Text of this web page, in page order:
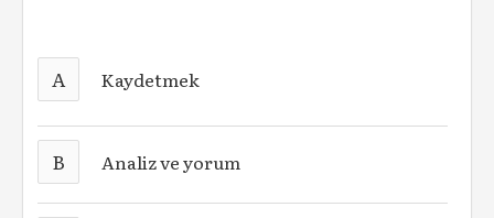
A Kaydetmek
B Analiz ve yorum